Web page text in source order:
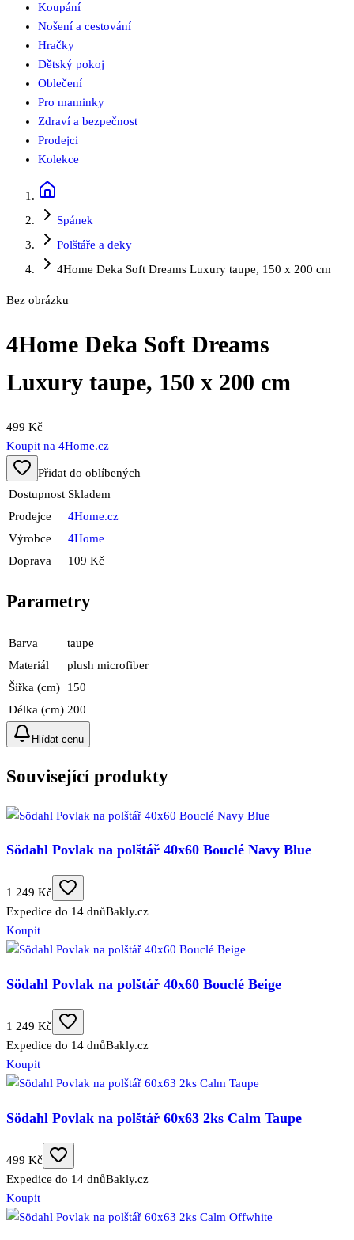
Koupání
Nošení a cestování
Hračky
Dětský pokoj
Oblečení
Pro maminky
Zdraví a bezpečnost
Prodejci
Kolekce
Spánek
Polštáře a deky
4Home Deka Soft Dreams Luxury taupe, 150 x 200 cm
Bez obrázku
4Home Deka Soft Dreams
Luxury taupe, 150 x 200 cm
499 Kč
Koupit na 4Home.cz
Přidat do oblíbených
Dostupnost Skladem
Prodejce
4Home.cz
Výrobce
4Home
Doprava
109 Kč
Parametry
Barva
taupe
Materiál
plush microfiber
Šířka (cm)
150
Délka (cm) 200
Hlídat cenu
Související produkty
Södahl Povlak na polštář 40x60 Bouclé Navy Blue
1 249 Kč
Expedice do 14 dnůBakly.cz
Koupit
Södahl Povlak na polštář 40x60 Bouclé Beige
1 249 Kč
Expedice do 14 dnůBakly.cz
Koupit
Södahl Povlak na polštář 60x63 2ks Calm Taupe
499 Kč
Expedice do 14 dnůBakly.cz
Koupit